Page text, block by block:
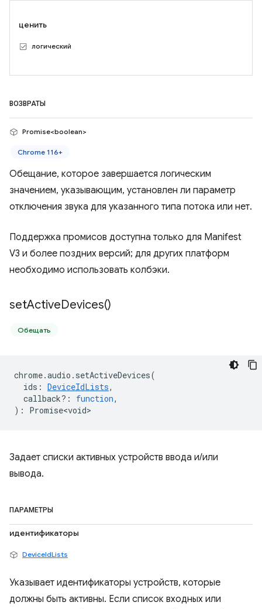
ценить
логический
ВОЗВРАТЫ
Promise<boolean>
Chrome 116+
Обещание, которое завершается логическим
значением, указывающим, установлен ли параметр
отключения звука для указанного типа потока или нет.
Поддержка промисов доступна только для Manifest
V3 и более поздних версий; для других платформ
необходимо использовать колбэки.
setActiveDevices()
Обещать
chrome.audio . setActiveDevices(
ids : DeviceIdLists,
callback? : function,
) : Promise<void>
Задает списки активных устройств ввода и/или
вывода.
ПАРАМЕТРЫ
идентификаторы
DeviceIdLists
Указывает идентификаторы устройств, которые
должны быть активны. Если список входных или